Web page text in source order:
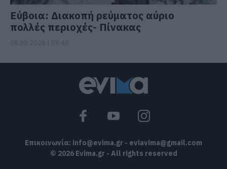
Εύβοια: Διακοπή ρεύματος αύριο
πολλές περιοχές- Πίνακας
Επικοινωνία: info@evima.gr - eviavima@gmail.com
© 2026 Evima.gr - All rights reserved